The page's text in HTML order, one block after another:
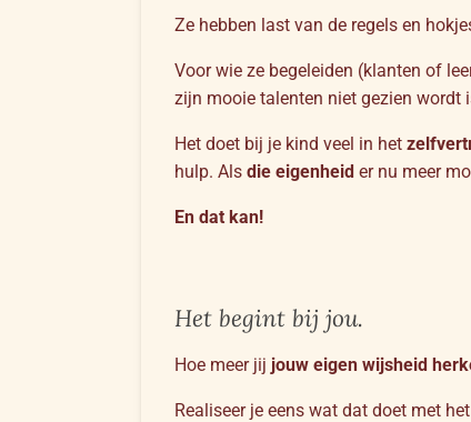
Ze hebben last van de regels en
Voor wie ze begeleiden (klanten of
zijn mooie talenten niet gezien wordt
Het doet bij je kind veel in het
hulp. Als die eigenheid er nu meer
En dat kan!
Het begint bij jou.
Hoe meer jij jouw eigen wijsheid
Realiseer je eens wat dat doet met